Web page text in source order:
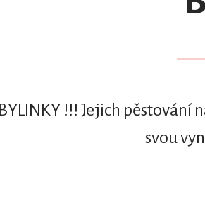
BYLINKY !!! Jejich pěstování
svou